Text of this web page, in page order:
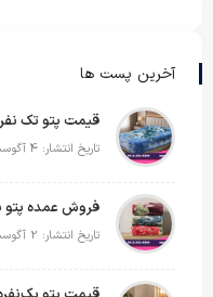
آخرین پست ها
تاریخ انتشار: 4 آگوست 2026
تاریخ انتشار: 2 آگوست 2026